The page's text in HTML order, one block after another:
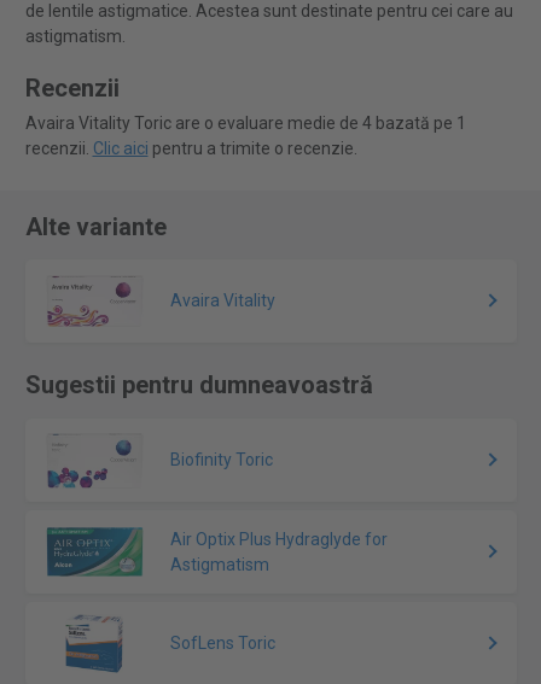
de lentile astigmatice. Acestea sunt destinate pentru cei care au
astigmatism.
Recenzii
Avaira Vitality Toric are o evaluare medie de 4 bazată pe 1
recenzii. Clic aici pentru a trimite o recenzie.
Alte variante
Avaira Vitality
Sugestii pentru dumneavoastră
Biofinity Toric
Air Optix Plus Hydraglyde for
Astigmatism
SofLens Toric